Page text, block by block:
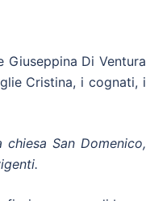
Di Ventura
Cristina, i cognati, i
San Domenico,